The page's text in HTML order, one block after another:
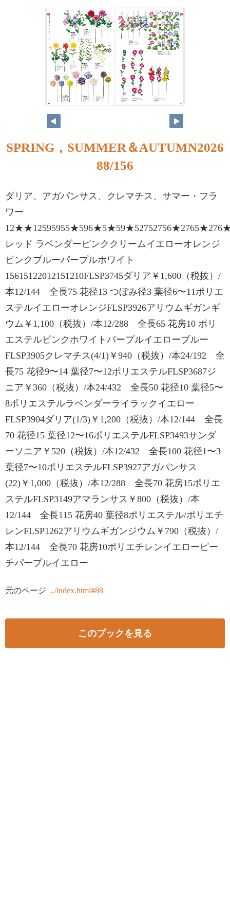
89
88
SPRING，SUMMER＆AUTUMN2026
88/156
ダリア、アガパンサス、クレマチス、サマー・フラ
ワー
レッド ラベンダーピンククリームイエローオレンジ
ピンクブルーパープルホワイト
15615122012151210FLSP3745ダリア￥1,600（税抜）/
本12/144 全長75 花径13 つぼみ径3 葉径6〜11ポリエ
ステルイエローオレンジFLSP3926アリウムギガンギ
ウム￥1,100（税抜）/本12/288 全長65 花房10 ポリ
エステルピンクホワイトパープルイエローブルー
FLSP3905クレマチス(4/1)￥940（税抜）/本24/192 全
長75 花径9〜14 葉径7〜12ポリエステルFLSP3687ジ
ニア￥360（税抜）/本24/432 全長50 花径10 葉径5〜
8ポリエステルラベンダーライラックイエロー
FLSP3904ダリア(1/3)￥1,200（税抜）/本12/144 全長
70 花径15 葉径12〜16ポリエステルFLSP3493サンダ
ーソニア￥520（税抜）/本12/432 全長100 花径1〜3
葉径7〜10ポリエステルFLSP3927アガパンサス
(22)￥1,000（税抜）/本12/288 全長70 花房15ポリエ
ステルFLSP3149アマランサス￥800（税抜）/本
12/144 全長115 花房40 葉径8ポリエステル/ポリエチ
レンFLSP1262アリウムギガンジウム￥790（税抜）/
本12/144 全長70 花房10ポリエチレンイエローピー
チパープルイエロー
元のページ ../index.html#88
このブックを見る